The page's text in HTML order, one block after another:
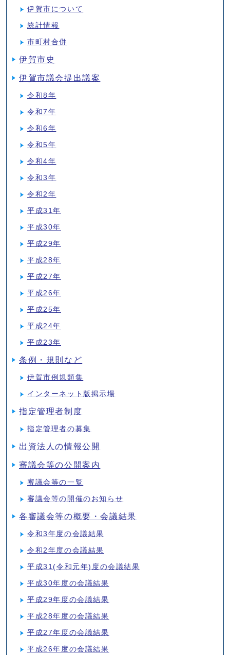
伊賀市について
統計情報
市町村合併
伊賀市史
伊賀市議会提出議案
令和8年
令和7年
令和6年
令和5年
令和4年
令和3年
令和2年
平成31年
平成30年
平成29年
平成28年
平成27年
平成26年
平成25年
平成24年
平成23年
条例・規則など
伊賀市例規類集
インターネット版掲示場
指定管理者制度
指定管理者の募集
出資法人の情報公開
審議会等の公開案内
審議会等の一覧
審議会等の開催のお知らせ
各審議会等の概要・会議結果
令和3年度の会議結果
令和2年度の会議結果
平成31(令和元年)度の会議結果
平成30年度の会議結果
平成29年度の会議結果
平成28年度の会議結果
平成27年度の会議結果
平成26年度の会議結果